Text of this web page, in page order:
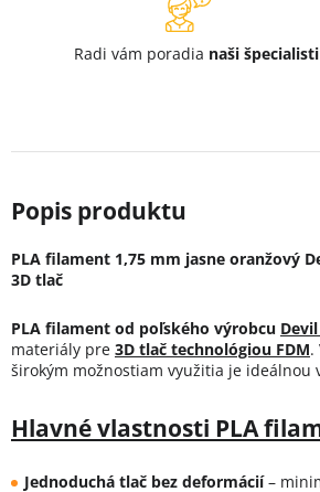
Radi vám poradia naši špecialisti
PLA filament 1,75 mm jasne oranžový
3D tlač
PLA filament od poľského výrobcu
materiály pre 3D tlač technológiou FDM.
širokým možnostiam využitia je ideálnou
Hlavné vlastnosti PLA
Jednoduchá tlač bez deformácií–